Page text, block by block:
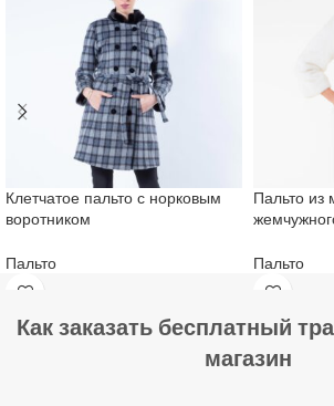
Клетчатое пальто с норковым
воротником
Пальто
Пальто из
Пальто
Как заказать бесплатный
магазин